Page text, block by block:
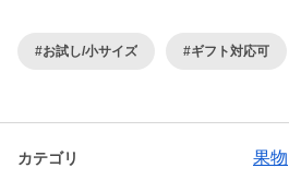
#お試し/小サイズ #ギフト対応可
カテゴリ 果物